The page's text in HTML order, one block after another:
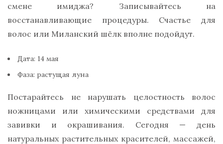
смене имиджа? Записывайтесь на
восстанавливающие процедуры. Счастье для
волос или Миланский шёлк вполне подойдут.
Дата: 14 мая
Фаза: растущая луна
Постарайтесь не нарушать целостность волос
ножницами или химическими средствами для
завивки и окрашивания. Сегодня — день
натуральных растительных красителей, массажей,